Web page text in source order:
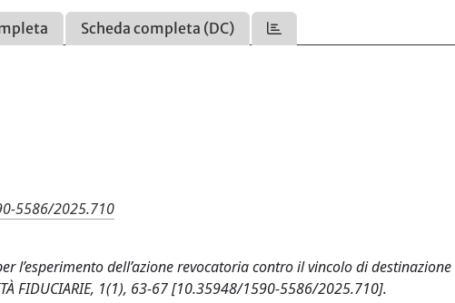
Scheda completa (DC)
5586/2025.710
l’esperimento dell’azione revocatoria contro il vincolo di destinazione
FIDUCIARIE, 1(1), 63-67 [10.35948/1590-5586/2025.710].